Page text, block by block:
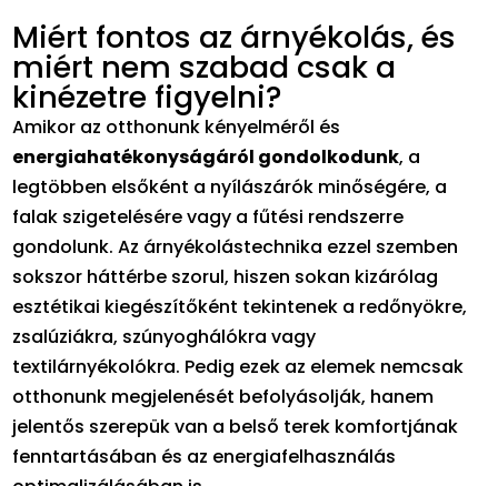
Miért fontos az árnyékolás, és
miért nem szabad csak a
kinézetre figyelni?
Amikor az otthonunk kényelméről és
energiahatékonyságáról gondolkodunk, a
legtöbben elsőként a nyílászárók minőségére, a
falak szigetelésére vagy a fűtési rendszerre
gondolunk. Az árnyékolástechnika ezzel szemben
sokszor háttérbe szorul, hiszen sokan kizárólag
esztétikai kiegészítőként tekintenek a redőnyökre,
zsalúziákra, szúnyoghálókra vagy
textilárnyékolókra. Pedig ezek az elemek nemcsak
otthonunk megjelenését befolyásolják, hanem
jelentős szerepük van a belső terek komfortjának
fenntartásában és az energiafelhasználás